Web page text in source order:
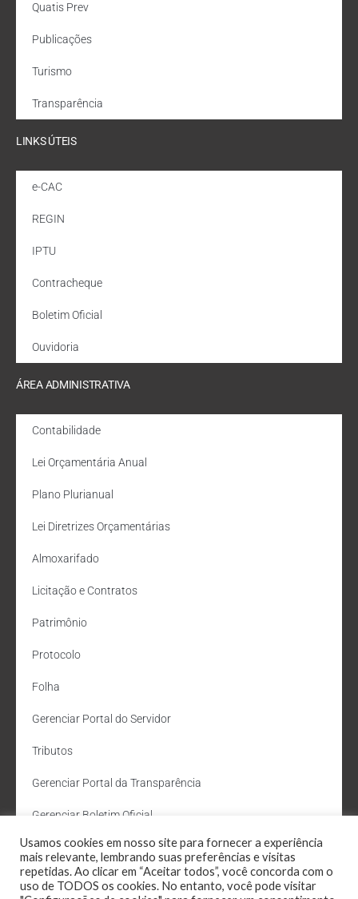
Quatis Prev
Publicações
Turismo
Transparência
LINKS ÚTEIS
e-CAC
REGIN
IPTU
Contracheque
Boletim Oficial
Ouvidoria
ÁREA ADMINISTRATIVA
Contabilidade
Lei Orçamentária Anual
Plano Plurianual
Lei Diretrizes Orçamentárias
Almoxarifado
Licitação e Contratos
Patrimônio
Protocolo
Folha
Gerenciar Portal do Servidor
Tributos
Gerenciar Portal da Transparência
Gerenciar Boletim Oficial
Departamento de Água e Esgoto
Administração Site
Usamos cookies em nosso site para fornecer a experiência
mais relevante, lembrando suas preferências e visitas
repetidas. Ao clicar em “Aceitar todos”, você concorda com o
uso de TODOS os cookies. No entanto, você pode visitar